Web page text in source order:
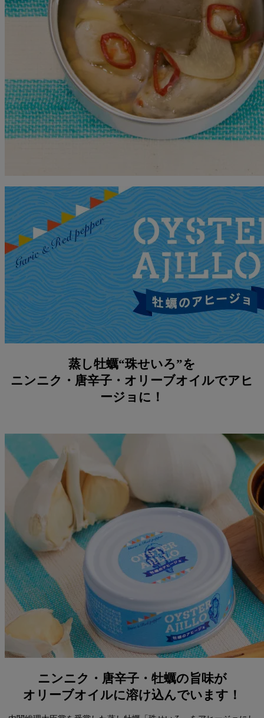
蒸し牡蠣“珠せいろ”を
ニンニク・唐辛子・オリーブオイルでアヒ
ージョに！
ニンニク・唐辛子・牡蠣の旨味が
オリーブオイルに溶け込んでいます！